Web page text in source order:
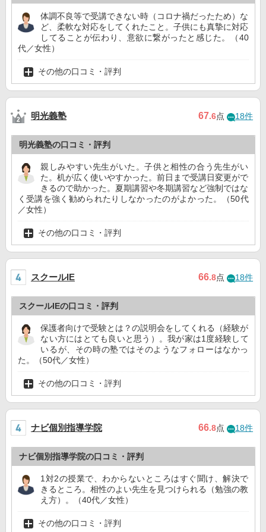
体調不良等で受講できない時（コロナ禍だったため）な
ど、柔軟な対応をしてくれたこと。子供にも真摯に対応
してることが伝わり、意欲に繋がったと感じた。（40
代／女性）
その他の口コミ・評判
明光義塾 67.6点 18件
明光義塾の口コミ・評判
親しみやすい先生がいた。子供と相性の合う先生がい
た。机が広く使いやすかった。前日まで受講日変更がで
きるので助かった。夏期講習や冬期講習など強制ではな
く受講を強く勧められたりしなかったのがよかった。（50代
／女性）
その他の口コミ・評判
スクールIE 66.8点 18件
スクールIEの口コミ・評判
保護者向けで受験とは？の説明会をしてくれる（経験が
ない方にはとても良いと思う）。我が家は1度経験して
いるが、その時の塾ではそのようなフォローはなかっ
た。（50代／女性）
その他の口コミ・評判
ナビ個別指導学院 66.8点 18件
ナビ個別指導学院の口コミ・評判
1対2の授業で、わからないところはすぐ聞け、解決で
きるところ。相性のよい先生を見つけられる（勉強の教
え方）。（40代／女性）
その他の口コミ・評判